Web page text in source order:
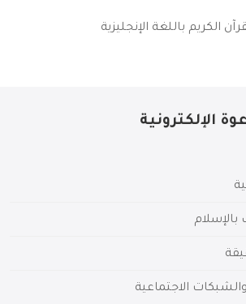
الكريم باللغة الإنجليزية
الإلكترونية
بالإسلام
الاجتماعية